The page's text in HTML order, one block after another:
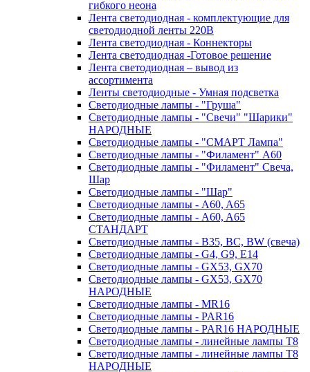
гибкого неона
Лента светодиодная - комплектующие для
светодиодной ленты 220В
Лента светодиодная - Коннекторы
Лента светодиодная -Готовое решение
Лента светодиодная – вывод из
ассортимента
Ленты светодиодные - Умная подсветка
Светодиодные лампы - "Груша"
Светодиодные лампы - "Свечи" "Шарики"
НАРОДНЫЕ
Светодиодные лампы - "СМАРТ Лампа"
Светодиодные лампы - "Филамент" A60
Светодиодные лампы - "Филамент" Свеча,
Шар
Светодиодные лампы - "Шар"
Светодиодные лампы - A60, A65
Светодиодные лампы - A60, A65
СТАНДАРТ
Светодиодные лампы - B35, BC, BW (свеча)
Светодиодные лампы - G4, G9, Е14
Светодиодные лампы - GX53, GX70
Светодиодные лампы - GX53, GX70
НАРОДНЫЕ
Светодиодные лампы - MR16
Светодиодные лампы - PAR16
Светодиодные лампы - PAR16 НАРОДНЫЕ
Светодиодные лампы - линейные лампы T8
Светодиодные лампы - линейные лампы T8
НАРОДНЫЕ